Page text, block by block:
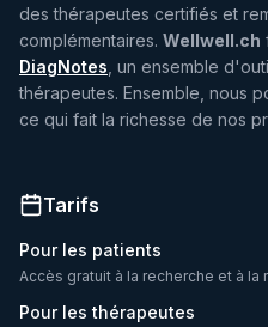
des thérapeutes certifiés et
complémentaires. Wellwell.ch
DiagNotes , un ensemble
thérapeutes. Ensemble, nous
ce qui fait la richesse de nos
Tarifs
Pour les patients
Accès gratuit à la recherche et à
Pour les thérapeutes